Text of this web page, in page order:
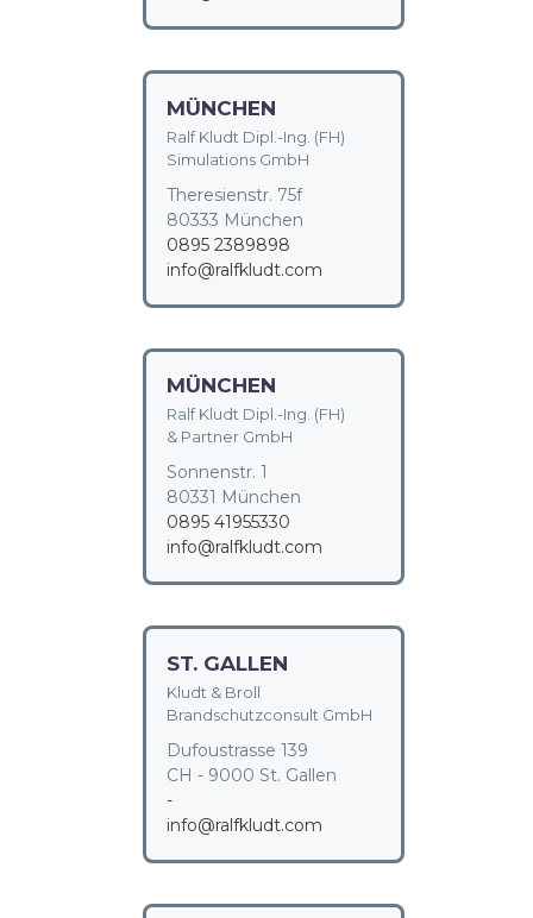
MÜNCHEN
Ralf Kludt Dipl.-Ing. (FH)
Simulations GmbH
Theresienstr. 75f
80333 München
0895 2389898
info@ralfkludt.com
MÜNCHEN
Ralf Kludt Dipl.-Ing. (FH)
& Partner GmbH
Sonnenstr. 1
80331 München
0895 41955330
info@ralfkludt.com
ST. GALLEN
Kludt & Broll
Brandschutzconsult GmbH
Dufoustrasse 139
CH - 9000 St. Gallen
-
info@ralfkludt.com